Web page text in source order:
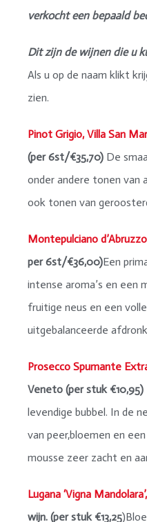
verkocht een bepaald
Dit zijn de wijnen die u
Als u op de naam klikt
zien.
Pinot Grigio, Villa San
(per 6st/€35,70) De
onder andere tonen van
ook tonen van
Montepulciano d’Abruzzo
per 6st/€36,00)Een
intense aroma’s en een
fruitige neus en een
uitgebalanceerde
Prosecco Spumante
Veneto (per stuk €10,95)
levendige bubbel. In de
van peer,bloemen en
mousse zeer zacht en
Lugana ‘Vigna
wijn. (per stuk €13,25